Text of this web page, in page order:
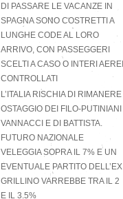
DI PASSARE LE VACANZE IN
SPAGNA SONO COSTRETTI A
LUNGHE CODE AL LORO
ARRIVO, CON PASSEGGERI
SCELTI A CASO O INTERI AEREI
CONTROLLATI
L’ITALIA RISCHIA DI RIMANERE
OSTAGGIO DEI FILO-PUTINIANI
VANNACCI E DI BATTISTA.
FUTURO NAZIONALE
VELEGGIA SOPRA IL 7% E UN
EVENTUALE PARTITO DELL’EX
GRILLINO VARREBBE TRA IL 2
E IL 3.5%